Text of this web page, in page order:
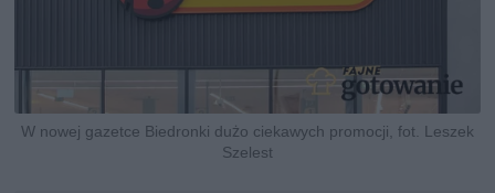
W nowej gazetce Biedronki dużo ciekawych promocji, fot. Leszek
Szelest